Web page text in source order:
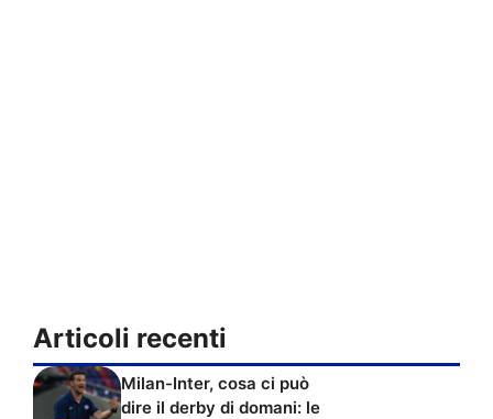
Articoli recenti
Milan-Inter, cosa ci può
dire il derby di domani: le